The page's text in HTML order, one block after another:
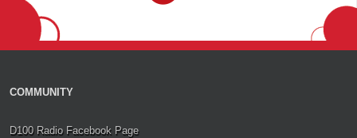
COMMUNITY
D100 Radio Facebook Page